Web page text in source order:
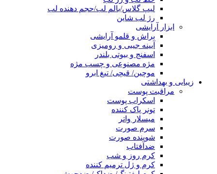
لیپ گلاس/بالم لب/حجم دهنده لب
رژ لب شاین
ابزار آرایشی
براش و قلمو آرایشی
آیینه جیبی و رومیزی
اسفنج و بیوتی بلندر
مژه مصنوعی و چسب مژه
موچین/ قیچی/ تیغ ابرو
زیبایی و بهداشتی
مراقبت پوست
اسکراب پوست
تونر پاک کننده
میسلار واتر
سرم صورت
شوینده صورت
ضدآفتاب
کرم روز و شب
کرم و ژل ترمیم کننده